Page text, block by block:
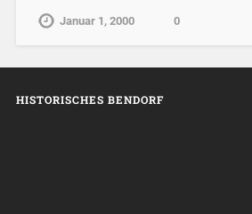
Januar 1, 2000 0
HISTORISCHES BENDORF